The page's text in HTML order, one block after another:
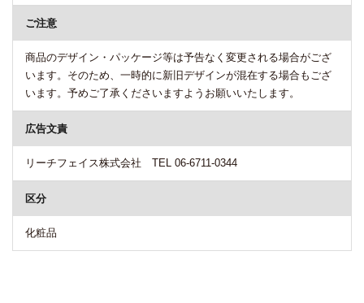
ご注意
商品のデザイン・パッケージ等は予告なく変更される場合がござ
います。そのため、一時的に新旧デザインが混在する場合もござ
います。予めご了承くださいますようお願いいたします。
広告文責
リーチフェイス株式会社 TEL 06-6711-0344
区分
化粧品